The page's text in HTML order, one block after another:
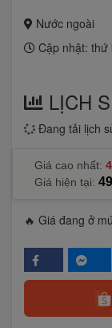
Nước ngoài
Cập nhật: thứ
LỊCH
Đang tải lịch
Giá cao nhất:
Giá hiện tại:
🔥 Giá đang ở